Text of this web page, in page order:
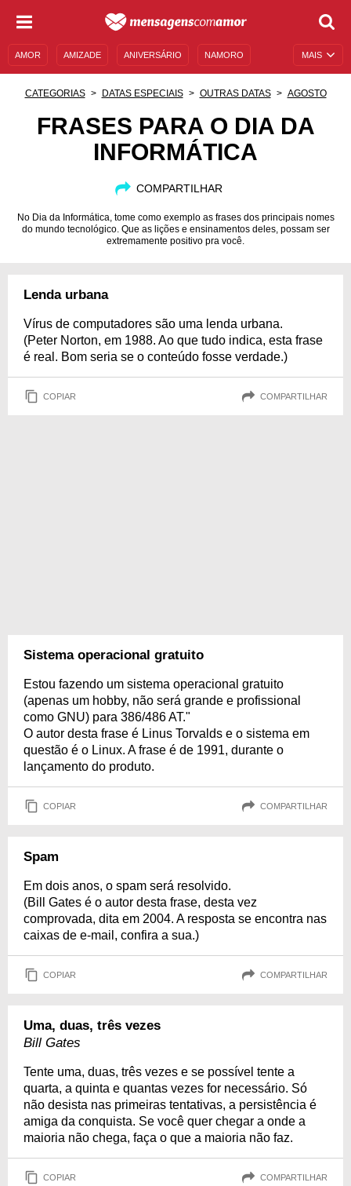
MAIS
AMOR AMIZADE ANIVERSÁRIO NAMORO
MENSAGENS E FRASES MENSAGENS DE ANIVERSÁRIO
CATEGORIAS DATAS ESPECIAIS OUTRAS DATAS AGOSTO
FRASES PARA O DIA DA
INFORMÁTICA
COMPARTILHAR
No Dia da Informática, tome como exemplo as frases dos principais nomes
do mundo tecnológico. Que as lições e ensinamentos deles, possam ser
extremamente positivo pra você.
Lenda urbana
Vírus de computadores são uma lenda urbana.
(Peter Norton, em 1988. Ao que tudo indica, esta frase
é real. Bom seria se o conteúdo fosse verdade.)
COPIAR COMPARTILHAR
Sistema operacional gratuito
Estou fazendo um sistema operacional gratuito
(apenas um hobby, não será grande e profissional
como GNU) para 386/486 AT."
O autor desta frase é Linus Torvalds e o sistema em
questão é o Linux. A frase é de 1991, durante o
lançamento do produto.
COPIAR COMPARTILHAR
Spam
Em dois anos, o spam será resolvido.
(Bill Gates é o autor desta frase, desta vez
comprovada, dita em 2004. A resposta se encontra nas
caixas de e-mail, confira a sua.)
COPIAR COMPARTILHAR
Uma, duas, três vezes
Bill Gates
Tente uma, duas, três vezes e se possível tente a
quarta, a quinta e quantas vezes for necessário. Só
não desista nas primeiras tentativas, a persistência é
amiga da conquista. Se você quer chegar a onde a
maioria não chega, faça o que a maioria não faz.
COPIAR COMPARTILHAR